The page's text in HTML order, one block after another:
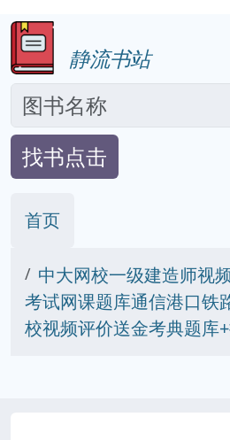
静流书站
找书点击
首页
中大网校一级建造师视
考试网课题库通信港口铁
校视频评价送金考典题库